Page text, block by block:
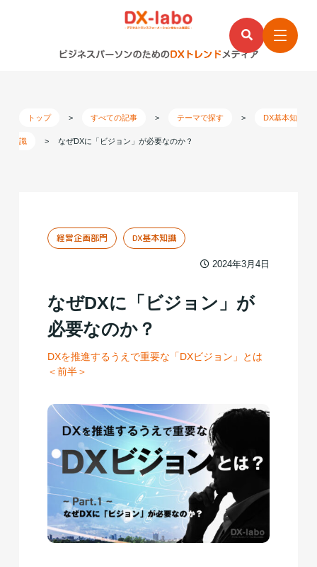
トップ > すべての記事 > テーマで探す > DX基本知
識 > なぜDXに「ビジョン」が必要なのか？
経営企画部門 DX基本知識
2024年3月4日
なぜDXに「ビジョン」が
必要なのか？
DXを推進するうえで重要な「DXビジョン」とは
＜前半＞